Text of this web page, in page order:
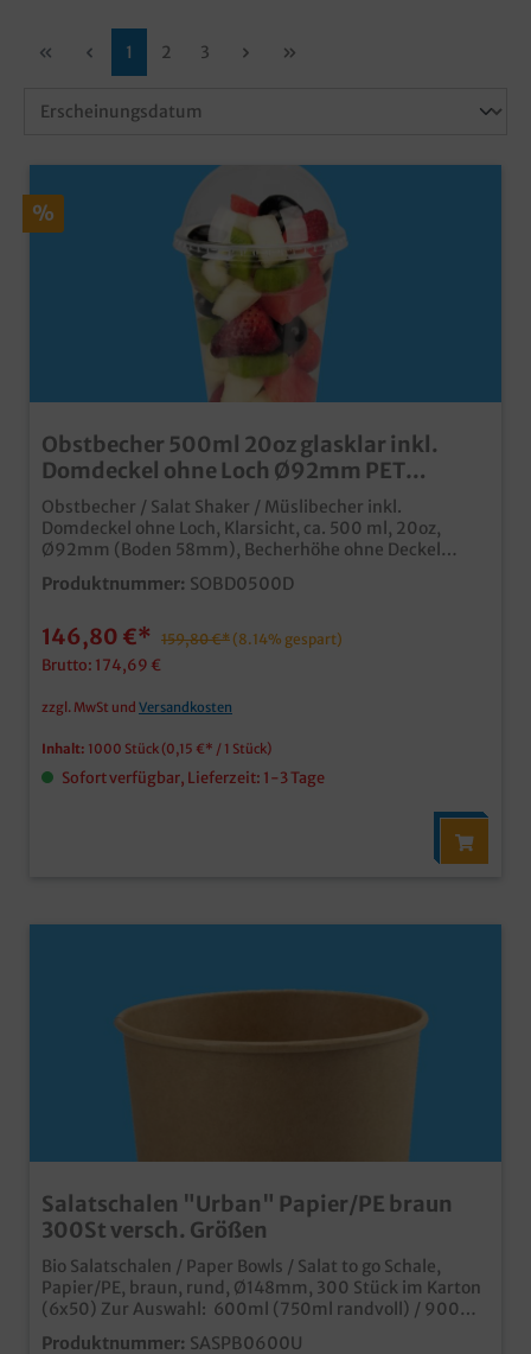
1 2 3
%
Obstbecher 500ml 20oz glasklar inkl.
Domdeckel ohne Loch Ø92mm PET
recyclebar 1000St
Obstbecher / Salat Shaker / Müslibecher inkl.
Domdeckel ohne Loch, Klarsicht, ca. 500 ml, 20oz,
Ø92mm (Boden 58mm), Becherhöhe ohne Deckel
137mm, Deckelhöhe 45mm, 1000 Stück im
Kartonhochwertiger und stabiler
den Verkauf und Transport von Obst- & Gemüsesnacks,
aber auch Desserts, Softeis, etc.inklusive
Verpackungslizenz in Deutschlandindividuell
bedruckbar ab 30.000 Stück
Produktnummer: SOBD0500D
146,80 €* 159,80 €* (8.14% gespart)
Brutto: 174,69 €
zzgl. MwSt und Versandkosten
Inhalt: 1000 Stück (0,15 €* / 1 Stück)
Sofort verfügbar, Lieferzeit: 1-3 Tage
Salatschalen "Urban" Papier/PE braun
300St versch. Größen
Bio Salatschalen / Paper Bowls / Salat to go Schale,
Papier/PE, braun, rund, Ø148mm, 300 Stück im Karton
(6x50) Zur Auswahl: 600ml (750ml randvoll) / 900ml
(1000ml randvoll) / rPET Klarsichtdeckel Ø148mm
Produktnummer: SASPB0600U